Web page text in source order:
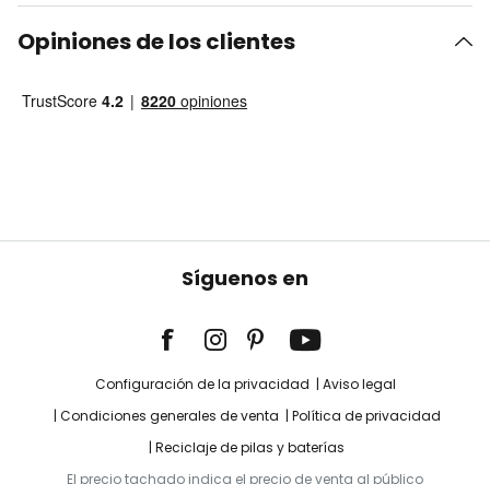
Opiniones de los clientes
Síguenos en
Configuración de la privacidad
Aviso legal
Condiciones generales de venta
Política de privacidad
Reciclaje de pilas y baterías
El precio tachado indica el precio de venta al público